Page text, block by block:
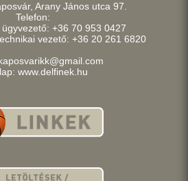
Arany János utca 97.
Telefon:
+36 70 953 0427
vezető: +36 20 261 6820
www.delfinek.hu